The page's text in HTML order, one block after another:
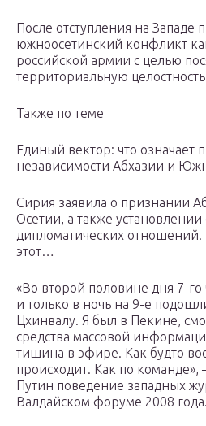
После отступления на Западе
южноосетинский конфликт
российской армии с целью
территориальную
Также по теме
Единый вектор: что означает
независимости Абхазии и
Сирия заявила о признании
Осетии, а также
дипломатических отношений.
этот…
«Во второй половине дня 7-го
и только в ночь на 9-е
Цхинвалу. Я был в Пекине,
средства массовой
тишина в эфире. Как будто
происходит. Как по
Путин поведение западных
Валдайском форуме 2008 года.